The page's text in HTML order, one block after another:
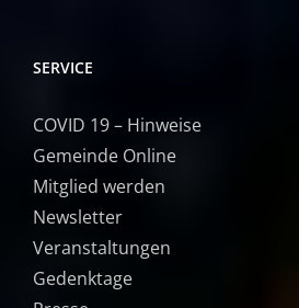
SERVICE
COVID 19 – Hinweise
Gemeinde Online
Mitglied werden
Newsletter
Veranstaltungen
Gedenktage